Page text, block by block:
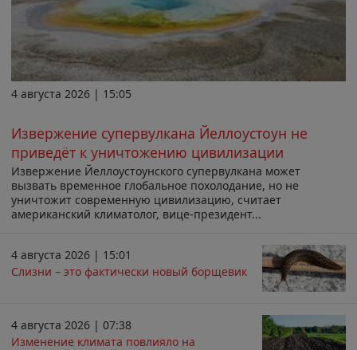
4 августа 2026 | 15:05
Извержение супервулкана Йеллоустоун не
приведёт к уничтожению цивилизации
Извержение Йеллоустоунского супервулкана может
вызвать временное глобальное похолодание, но не
уничтожит современную цивилизацию, считает
американский климатолог, вице-президент...
4 августа 2026 | 15:01
Слизни – это фактически новый борщевик
4 августа 2026 | 07:38
Изменение климата повлияло на